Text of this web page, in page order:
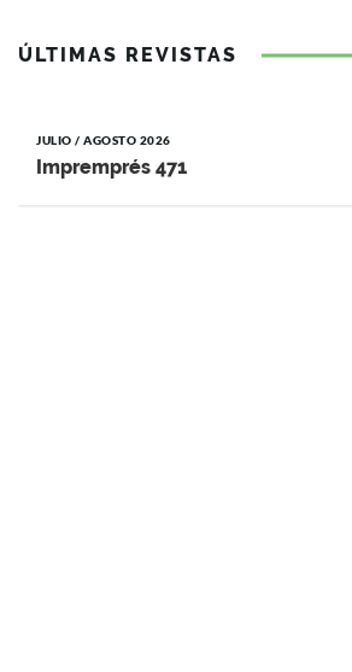
ÚLTIMAS REVISTAS
JULIO / AGOSTO 2026
Impremprés 471